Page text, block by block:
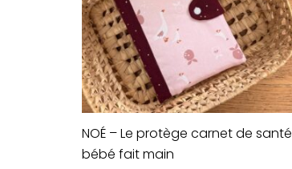
NOÉ – Le protège carnet de santé
bébé fait main
Les
options
peuvent
être
choisies
sur
la